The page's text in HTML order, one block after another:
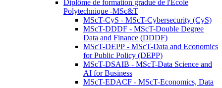
Diplôme de formation gradué de l'Ecole
Polytechnique -MSc&T
MScT-CyS - MScT-Cybersecurity (CyS)
MScT-DDDF - MScT-Double Degree
Data and Finance (DDDF)
MScT-DEPP - MScT-Data and Economics
for Public Policy (DEPP)
MScT-DSAIB - MScT-Data Science and
AI for Business
MScT-EDACF - MScT-Economics, Data